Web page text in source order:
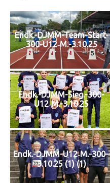
Endk.-DJMM-Team-Start-
300-U12‑M.-3.10.25
Endk.-DJMM-Sieg.-300-
U12‑M.-3.10.25
Endk.-DJMM-U12‑M.-300–
3.10.25 (1) (1)